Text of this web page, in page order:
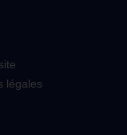
légales